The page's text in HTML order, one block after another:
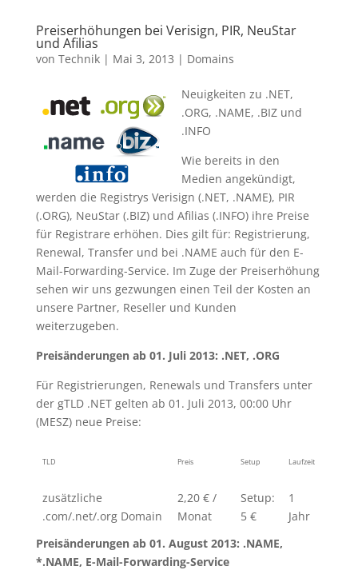
Preiserhöhungen bei Verisign, PIR, NeuStar
und Afilias
von Technik| Mai 3, 2013 | Domains
Neuigkeiten zu .NET,
.ORG, .NAME, .BIZ und
.INFO
Wie bereits in den
Medien angekündigt,
werden die Registrys Verisign (.NET, .NAME), PIR
(.ORG), NeuStar (.BIZ) und Afilias (.INFO) ihre Preise
für Registrare erhöhen. Dies gilt für: Registrierung,
Renewal, Transfer und bei .NAME auch für den E-
Mail-Forwarding-Service. Im Zuge der Preiserhöhung
sehen wir uns gezwungen einen Teil der Kosten an
unsere Partner, Reseller und Kunden
weiterzugeben.
Preisänderungen ab 01. Juli 2013: .NET, .ORG
Für Registrierungen, Renewals und Transfers unter
der gTLD .NET gelten ab 01. Juli 2013, 00:00 Uhr
(MESZ) neue Preise:
TLD Preis Setup Laufzeit
zusätzliche
.com/.net/.org Domain
2,20 € /
Monat
Setup:
5 €
1
Jahr
Preisänderungen ab 01. August 2013: .NAME,
*.NAME, E-Mail-Forwarding-Service